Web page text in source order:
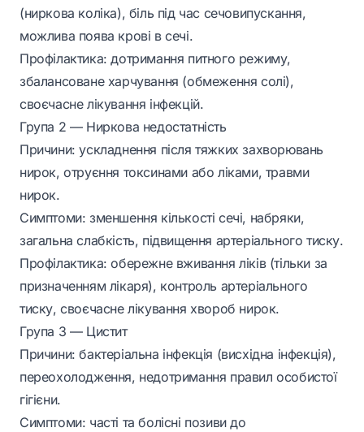
(ниркова коліка), біль під час сечовипускання,
можлива поява крові в сечі.
Профілактика: дотримання питного режиму,
збалансоване харчування (обмеження солі),
своєчасне лікування інфекцій.
Група 2 — Ниркова недостатність
Причини: ускладнення після тяжких захворювань
нирок, отруєння токсинами або ліками, травми
нирок.
Симптоми: зменшення кількості сечі, набряки,
загальна слабкість, підвищення артеріального тиску.
Профілактика: обережне вживання ліків (тільки за
призначенням лікаря), контроль артеріального
тиску, своєчасне лікування хвороб нирок.
Група 3 — Цистит
Причини: бактеріальна інфекція (висхідна інфекція),
переохолодження, недотримання правил особистої
гігієни.
Симптоми: часті та болісні позиви до